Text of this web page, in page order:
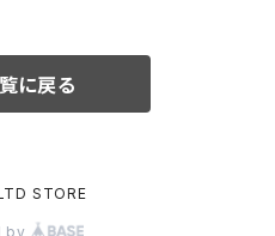
に戻る
STORE
by